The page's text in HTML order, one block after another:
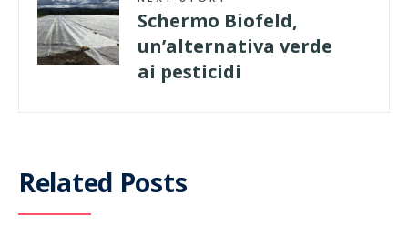
Schermo Biofeld,
un’alternativa verde
ai pesticidi
Related Posts